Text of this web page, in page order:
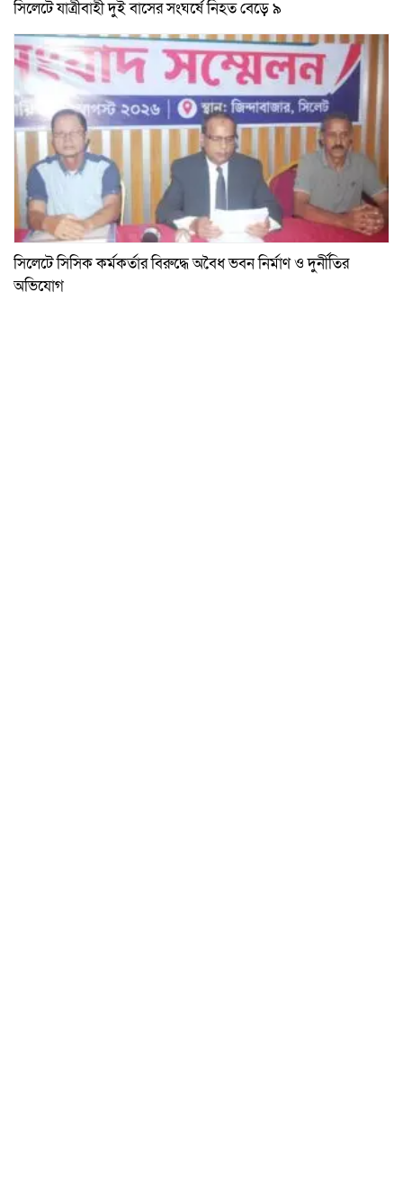
সিলেটে যাত্রীবাহী দুই বাসের সংঘর্ষে নিহত বেড়ে ৯
সিলেটে সিসিক কর্মকর্তার বিরুদ্ধে অবৈধ ভবন নির্মাণ ও দুর্নীতির
অভিযোগ